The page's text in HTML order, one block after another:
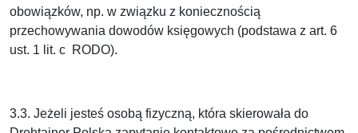
obowiązków, np. w związku z koniecznością
przechowywania dowodów księgowych (podstawa z art. 6
ust. 1 lit. c RODO).
3.3. Jeżeli jesteś osobą fizyczną, która skierowała do